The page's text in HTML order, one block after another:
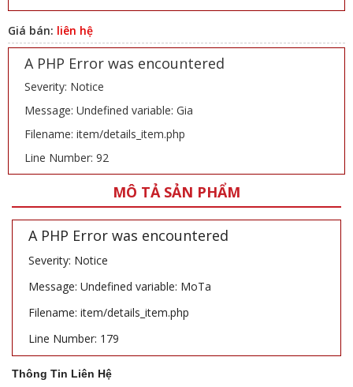
Giá bán: liên hệ
A PHP Error was encountered
Severity: Notice
Message: Undefined variable: Gia
Filename: item/details_item.php
Line Number: 92
MÔ TẢ SẢN PHẨM
A PHP Error was encountered
Severity: Notice
Message: Undefined variable: MoTa
Filename: item/details_item.php
Line Number: 179
Thông Tin Liên Hệ